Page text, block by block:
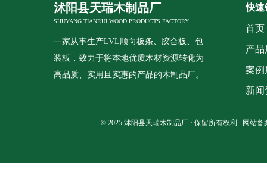
沭阳县天瑞木制品厂
SHUYANG TIANRUI WOOD PRODUCTS FACTORY
一家从事生产LVL顺向板条、胶合板、包
装板，致力于将本地优质木材资源转化为
高品质、实用且实惠的产品的木制品厂。
快速
首页
产品
案例
新闻
© 2025 沭阳县天瑞木制品厂 · 保留所有权利 网站备